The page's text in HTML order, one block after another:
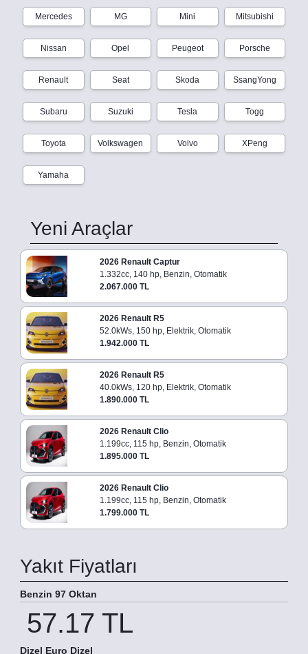
Mercedes MG Mini Mitsubishi
Nissan Opel Peugeot Porsche
Renault Seat Skoda SsangYong
Subaru Suzuki Tesla Togg
Toyota Volkswagen Volvo XPeng
Yamaha
Yeni Araçlar
2026 Renault Captur
1.332cc, 140 hp, Benzin, Otomatik
2.067.000 TL
2026 Renault R5
52.0kWs, 150 hp, Elektrik, Otomatik
1.942.000 TL
2026 Renault R5
40.0kWs, 120 hp, Elektrik, Otomatik
1.890.000 TL
2026 Renault Clio
1.199cc, 115 hp, Benzin, Otomatik
1.895.000 TL
2026 Renault Clio
1.199cc, 115 hp, Benzin, Otomatik
1.799.000 TL
Yakıt Fiyatları
Benzin 97 Oktan
57.17 TL
Dizel Euro Dizel